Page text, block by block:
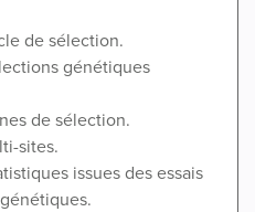
de sélection.
génétiques
de sélection.
sites.
issues des essais